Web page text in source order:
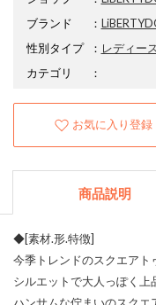
ブランド
：
性別タイプ
： レディース
カテゴリ
：
お気に入り登録
商品説明
◆[素材.形.特徴]
今季トレンドのスクエアト
シルエットで大人っぽく上
ハンサムな佇まいのスクエ